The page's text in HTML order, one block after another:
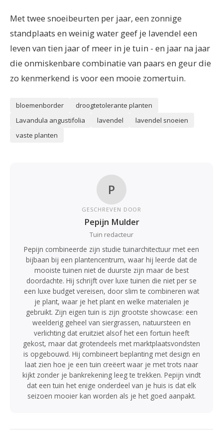
Met twee snoeibeurten per jaar, een zonnige
standplaats en weinig water geef je lavendel een
leven van tien jaar of meer in je tuin - en jaar na jaar
die onmiskenbare combinatie van paars en geur die
zo kenmerkend is voor een mooie zomertuin.
bloemenborder
droogtetolerante planten
Lavandula angustifolia
lavendel
lavendel snoeien
vaste planten
P
GESCHREVEN DOOR
Pepijn Mulder
Tuin redacteur
Pepijn combineerde zijn studie tuinarchitectuur met een
bijbaan bij een plantencentrum, waar hij leerde dat de
mooiste tuinen niet de duurste zijn maar de best
doordachte. Hij schrijft over luxe tuinen die niet per se
een luxe budget vereisen, door slim te combineren wat
je plant, waar je het plant en welke materialen je
gebruikt. Zijn eigen tuin is zijn grootste showcase: een
weelderig geheel van siergrassen, natuursteen en
verlichting dat eruitziet alsof het een fortuin heeft
gekost, maar dat grotendeels met marktplaatsvondsten
is opgebouwd. Hij combineert beplanting met design en
laat zien hoe je een tuin creëert waar je met trots naar
kijkt zonder je bankrekening leeg te trekken. Pepijn vindt
dat een tuin het enige onderdeel van je huis is dat elk
seizoen mooier kan worden als je het goed aanpakt.